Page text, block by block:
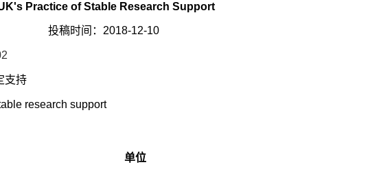
Practice of Stable Research Support
投稿时间：2018-12-10
支持
research support
单位